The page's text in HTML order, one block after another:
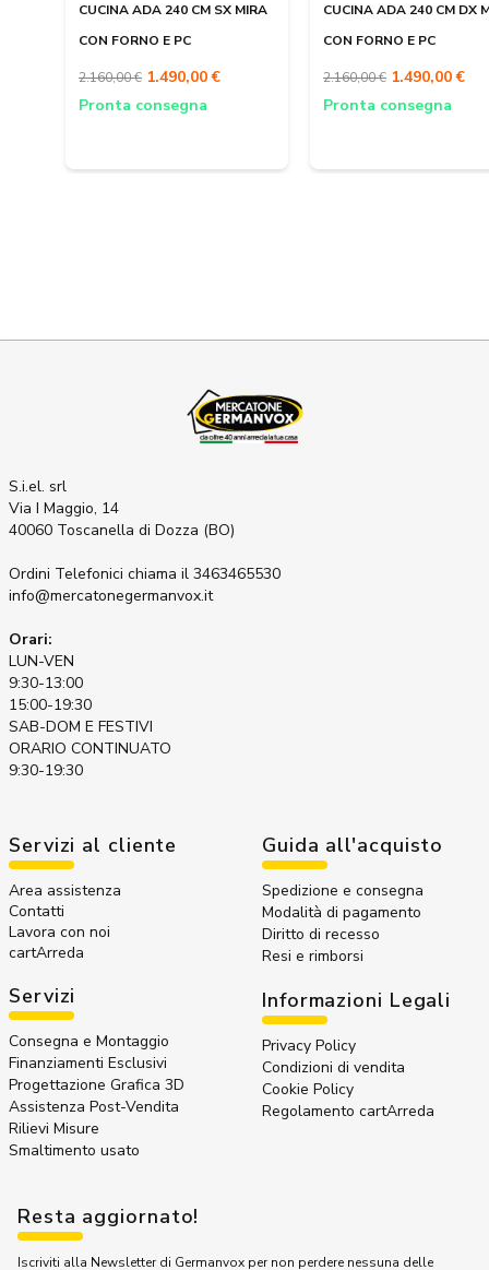
CUCINA ADA 240 CM SX MIRA
CON FORNO E PC
2.160,00 € 1.490,00 €
Pronta consegna
CUCINA ADA 240 CM DX
CON FORNO E PC
2.160,00 € 1.490,00 €
Pronta consegna
S.i.el. srl
Via I Maggio, 14
40060 Toscanella di Dozza (BO)
Ordini Telefonici chiama il 3463465530
info@mercatonegermanvox.it
Orari:
LUN-VEN
9:30-13:00
15:00-19:30
SAB-DOM E FESTIVI
ORARIO CONTINUATO
9:30-19:30
Servizi al cliente
Area assistenza
Contatti
Lavora con noi
cartArreda
Servizi
Consegna e Montaggio
Finanziamenti Esclusivi
Progettazione Grafica 3D
Assistenza Post-Vendita
Rilievi Misure
Smaltimento usato
Guida all'acquisto
Spedizione e consegna
Modalità di pagamento
Diritto di recesso
Resi e rimborsi
Informazioni Legali
Privacy Policy
Condizioni di vendita
Cookie Policy
Regolamento cartArreda
Resta aggiornato!
Iscriviti alla Newsletter di Germanvox per non perdere nessuna delle